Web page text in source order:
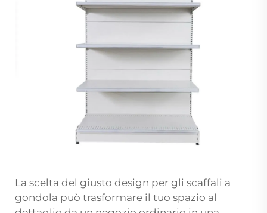
La scelta del giusto design per gli scaffali a
gondola può trasformare il tuo spazio al